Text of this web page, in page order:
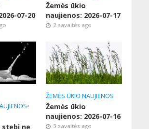
07-20
Žemės ūkio
naujienos: 2026-07-17
2 savaitės ago
•
stebi ne
ŽEMĖS ŪKIO NAUJIENOS
Žemės ūkio
naujienos: 2026-07-16
3 savaitės ago